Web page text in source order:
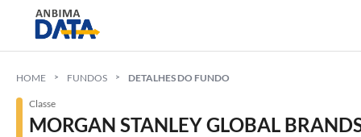
HOME FUNDOS DETALHES DO FUNDO
Classe
MORGAN STANLEY GLOBAL